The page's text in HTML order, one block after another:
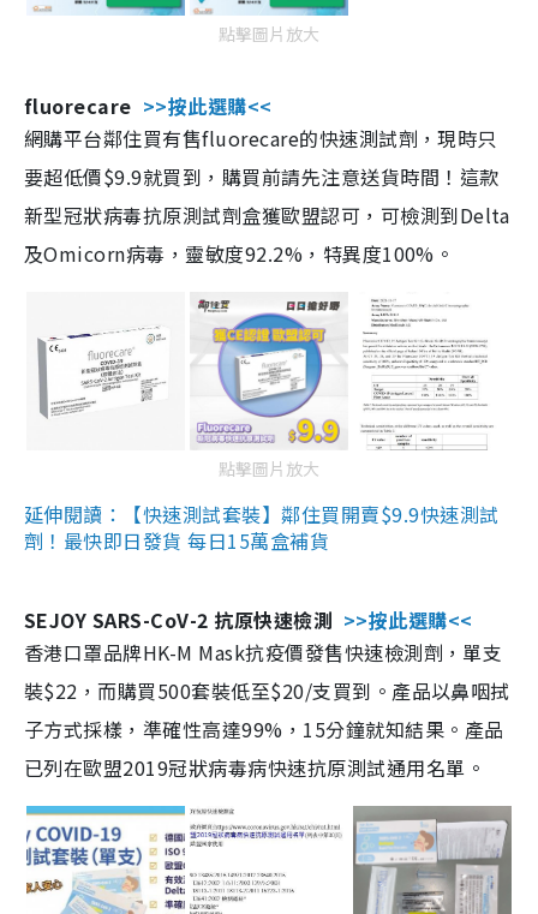
點擊圖片放大
fluorecare >>按此選購<<
網購平台鄰住買有售fluorecare的快速測試劑，現時只
要超低價$9.9就買到，購買前請先注意送貨時間！這款
新型冠狀病毒抗原測試劑盒獲歐盟認可，可檢測到Delta
及Omicorn病毒，靈敏度92.2%，特異度100%。
點擊圖片放大
延伸閱讀：【快速測試套裝】鄰住買開賣$9.9快速測試
劑！最快即日發貨 每日15萬盒補貨
SEJOY SARS-CoV-2 抗原快速檢測 >>按此選購<<
香港口罩品牌HK-M Mask抗疫價發售快速檢測劑，單支
裝$22，而購買500套裝低至$20/支買到。產品以鼻咽拭
子方式採樣，準確性高達99%，15分鐘就知結果。產品
已列在歐盟2019冠狀病毒病快速抗原測試通用名單。